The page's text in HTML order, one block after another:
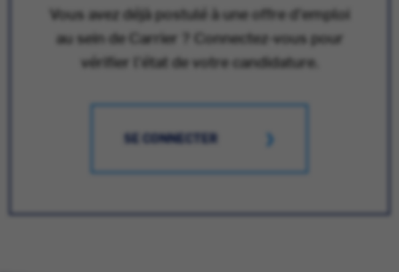
Vous avez déjà postulé à une offre d'emploi
au sein de Carrier ? Connectez-vous pour
vérifier l'état de votre candidature.
SE CONNECTER